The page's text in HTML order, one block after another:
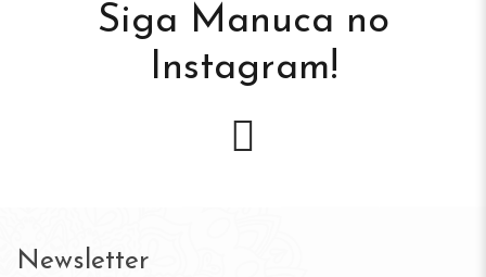
Siga Manuca no
Instagram!
Newsletter